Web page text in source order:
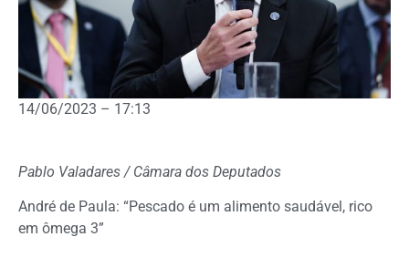
14/06/2023 – 17:13
Pablo Valadares / Câmara dos Deputados
André de Paula: “Pescado é um alimento saudável, rico
em ômega 3”